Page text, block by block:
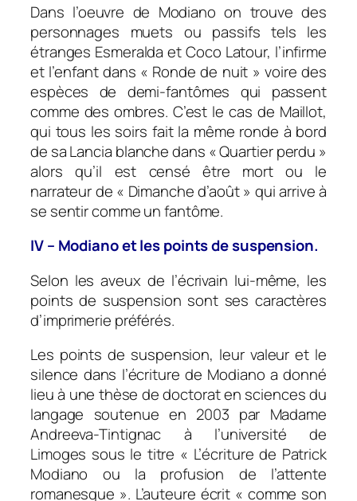
Dans l’oeuvre de Modiano on trouve des
personnages muets ou passifs tels les
étranges Esmeralda et Coco Latour, l’infirme
et l’enfant dans « Ronde de nuit » voire des
espèces de demi-fantômes qui passent
comme des ombres. C’est le cas de Maillot,
qui tous les soirs fait la même ronde à bord
de sa Lancia blanche dans « Quartier perdu »
alors qu’il est censé être mort ou le
narrateur de « Dimanche d’août » qui arrive à
se sentir comme un fantôme.
IV – Modiano et les points de suspension.
Selon les aveux de l’écrivain lui-même, les
points de suspension sont ses caractères
d’imprimerie préférés.
Les points de suspension, leur valeur et le
silence dans l’écriture de Modiano a donné
lieu à une thèse de doctorat en sciences du
langage soutenue en 2003 par Madame
Andreeva-Tintignac à l’université de
Limoges sous le titre « L’écriture de Patrick
Modiano ou la profusion de l’attente
romanesque ». L’auteure écrit « comme son